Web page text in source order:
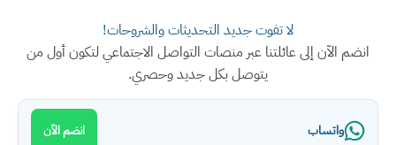
لا تفوت جديد التحديثات والشروحات!
انضم الآن إلى عائلتنا عبر منصات التواصل الاجتماعي لتكون أول من
يتوصل بكل جديد وحصري.
واتساب انضم الآن